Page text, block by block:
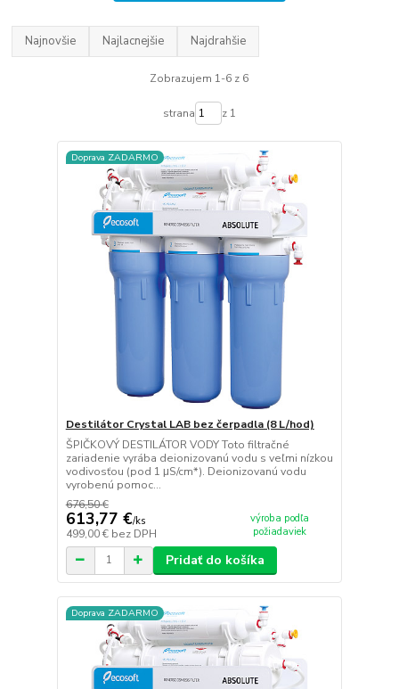
Najnovšie Najlacnejšie Najdrahšie
Zobrazujem 1-6 z 6
strana z 1
Doprava ZADARMO
Destilátor Crystal LAB bez čerpadla (8 L/hod)
ŠPIČKOVÝ DESTILÁTOR VODY Toto filtračné
zariadenie vyrába deionizovanú vodu s veľmi nízkou
vodivosťou (pod 1 μS/cm*). Deionizovanú vodu
vyrobenú pomoc...
676,50 €
613,77 €/ks
499,00 € bez DPH
výroba podľa
požiadaviek
Pridať do košíka
Doprava ZADARMO